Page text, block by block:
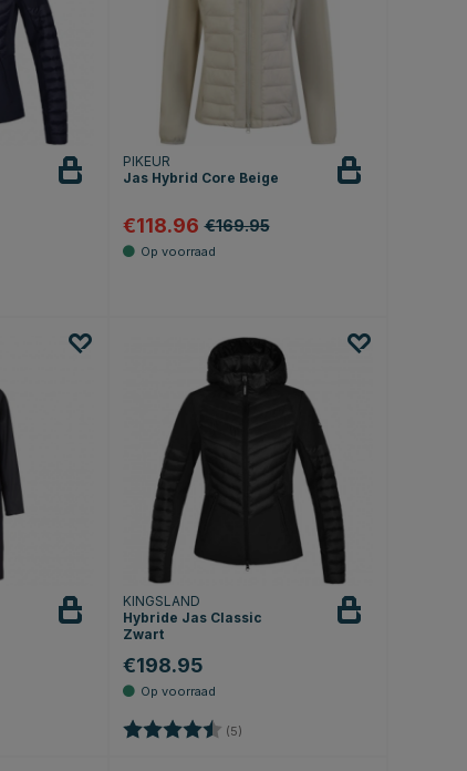
PIKEUR
Jas Hybrid Core Beige
€118.96 €169.95
KINGSLAND
Hybride Jas Classic
Zwart
€198.95
Beoordeling: (5)